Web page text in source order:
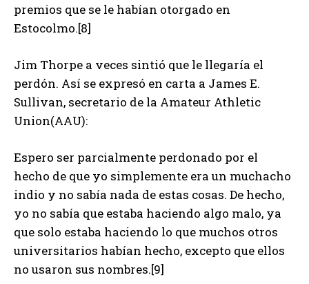
premios que se le habían otorgado en
Estocolmo.[8]
Jim Thorpe a veces sintió que le llegaría el
perdón. Así se expresó en carta a James E.
Sullivan, secretario de la Amateur Athletic
Union(AAU):
Espero ser parcialmente perdonado por el
hecho de que yo simplemente era un muchacho
indio y no sabía nada de estas cosas. De hecho,
yo no sabía que estaba haciendo algo malo, ya
que solo estaba haciendo lo que muchos otros
universitarios habían hecho, excepto que ellos
no usaron sus nombres.[9]